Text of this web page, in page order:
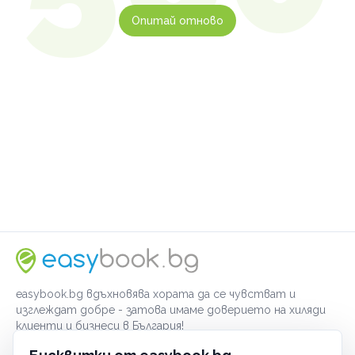
Опитай отново
easybook.bg вдъхновява хората да се чувстват и
изглеждат добре - затова имаме доверието на хиляди
клиенти и бизнеси в България!